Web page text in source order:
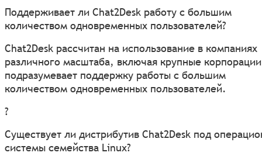
Поддерживает ли Chat2Desk работу с большим
количеством одновременных пользователей?
Chat2Desk рассчитан на использование в компаниях
различного масштаба, включая крупные
подразумевает поддержку работы с большим
количеством одновременных пользователей.
?
Существует ли дистрибутив Chat2Desk под
системы семейства Linux?